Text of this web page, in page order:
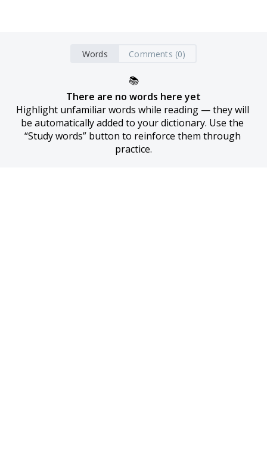
Words Comments (0)
📚
There are no words here yet
Highlight unfamiliar words while reading — they will
be automatically added to your dictionary. Use the
“Study words” button to reinforce them through
practice.